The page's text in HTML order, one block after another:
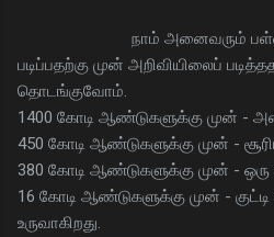
நாம் அனைவரும்
படிப்பதற்கு முன் அறிவியிலைப்
தொடங்குவோம்.
1400 கோடி ஆண்டுகளுக்கு முன் -
450 கோடி ஆண்டுகளுக்கு முன் -
380 கோடி ஆண்டுகளுக்கு முன் - ஒரு
16 கோடி ஆண்டுகளுக்கு முன் -
உருவாகிறது.